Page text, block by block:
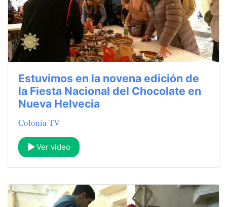
Estuvimos en la novena edición de
la Fiesta Nacional del Chocolate en
Nueva Helvecia
Colonia TV
Ver video